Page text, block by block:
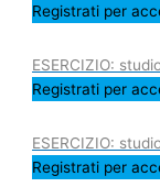
Registrati per
ESERCIZIO:
Registrati per
ESERCIZIO:
Registrati per